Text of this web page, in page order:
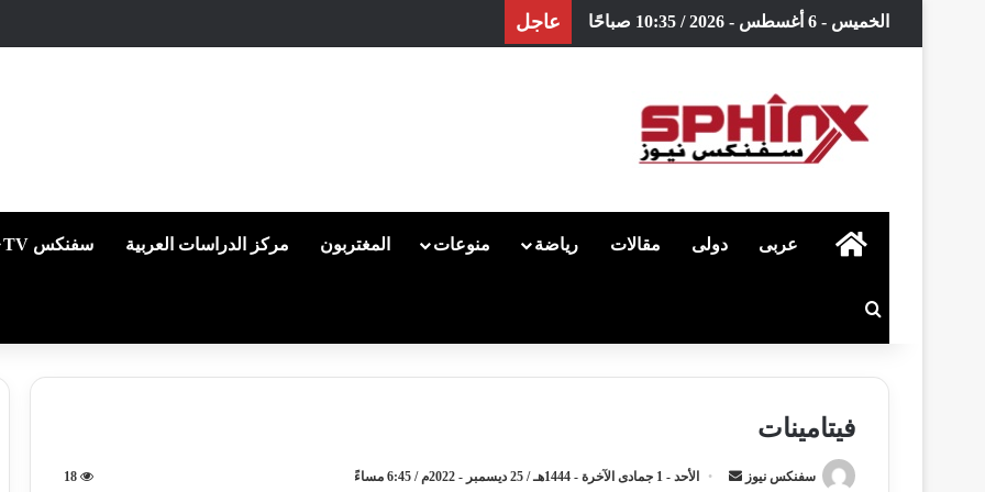
الخميس - 6 أغسطس - 2026 / 10:35 صباحًا عاجل
الرئيسية
عربى دولى مقالات رياضة منوعات المغتربون مركز الدراسات العربية سفنكس TV
فيتامينات
سفنكس نيوز الأحد - 1 جمادى الآخرة - 1444هـ / 25 ديسمبر - 2022م / 6:45 مساءً 18